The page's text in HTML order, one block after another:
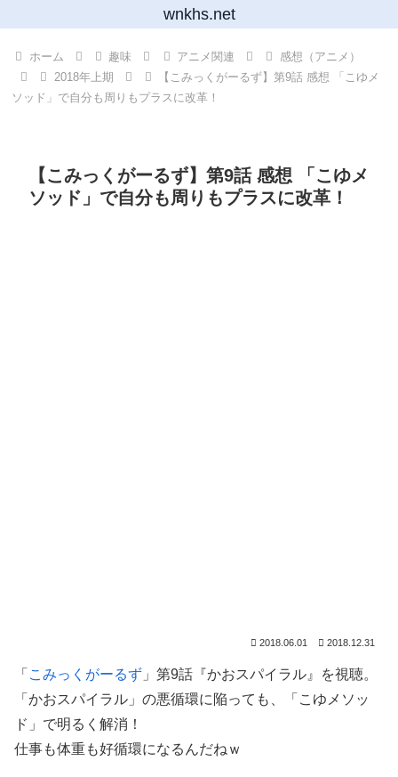
wnkhs.net
ホーム 趣味 アニメ関連
感想（アニメ）
2018年上期
【こみっくがーるず】第9話 感想 「こゆメ
ソッド」で自分も周りもプラスに改革！
【こみっくがーるず】第9話 感想 「こゆメ
ソッド」で自分も周りもプラスに改革！
2018.06.01 2018.12.31
「 こみっくがーるず 」第9話『かおスパイラル』を視聴。
「かおスパイラル」の悪循環に陥っても、「こゆメソッ
ド」で明るく解消！
仕事も体重も好循環になるんだねｗ